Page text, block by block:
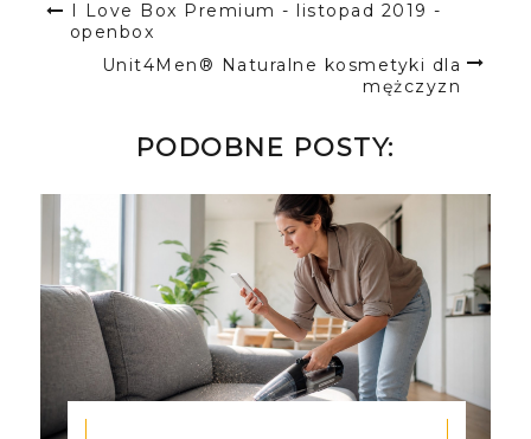
I Love Box Premium - listopad 2019 -
openbox
Unit4Men® Naturalne kosmetyki dla
mężczyzn
PODOBNE POSTY: